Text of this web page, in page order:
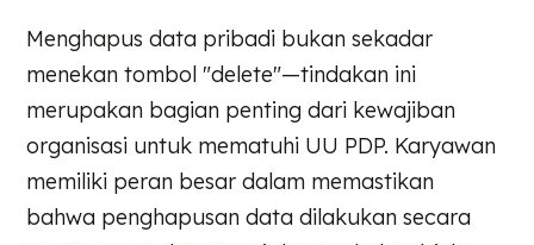
Menghapus data pribadi bukan sekadar
menekan tombol "delete"—tindakan ini
merupakan bagian penting dari kewajiban
organisasi untuk mematuhi UU PDP. Karyawan
memiliki peran besar dalam memastikan
bahwa penghapusan data dilakukan secara